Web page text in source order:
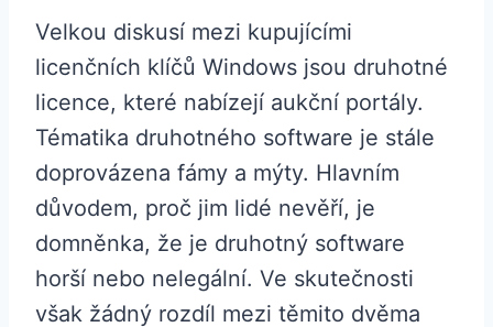
Velkou diskusí mezi kupujícími
licenčních klíčů Windows jsou druhotné
licence, které nabízejí aukční portály.
Tématika druhotného software je stále
doprovázena fámy a mýty. Hlavním
důvodem, proč jim lidé nevěří, je
domněnka, že je druhotný software
horší nebo nelegální. Ve skutečnosti
však žádný rozdíl mezi těmito dvěma